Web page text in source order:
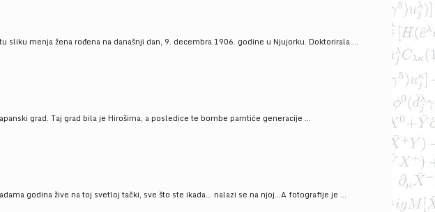
menja žena rođena na današnji dan, 9. decembra 1906. godine u Njujorku. Doktorirala ...
grad. Taj grad bila je Hirošima, a posledice te bombe pamtiće generacije ...
godina žive na toj svetloj tački, sve što ste ikada… nalazi se na njoj…A fotografije je ...